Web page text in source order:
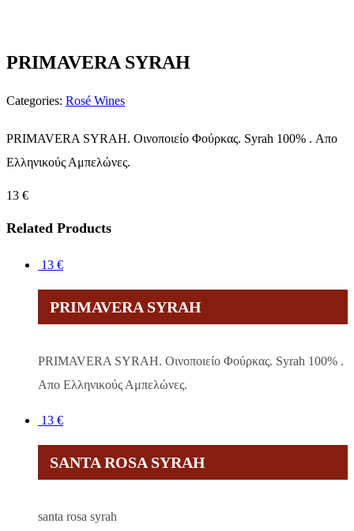
PRIMAVERA SYRAH
Categories: Rosé Wines
PRIMAVERA SYRAH. Οινοποιείο Φούρκας. Syrah 100% . Απο
Ελληνικούς Αμπελώνες.
13 €
Related Products
13 €
PRIMAVERA SYRAH
PRIMAVERA SYRAH. Οινοποιείο Φούρκας. Syrah 100% .
Απο Ελληνικούς Αμπελώνες.
13 €
SANTA ROSA SYRAH
santa rosa syrah